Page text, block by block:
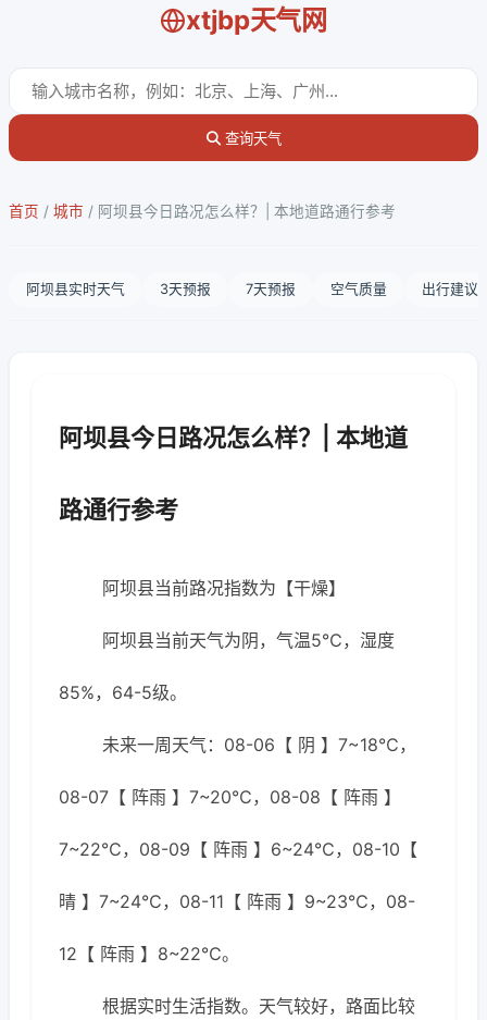
xtjbp天气网
查询天气
首页 / 城市 / 阿坝县今日路况怎么样？| 本地道路通行参考
阿坝县实时天气 3天预报 7天预报 空气质量 出行建议
阿坝县今日路况怎么样？| 本地道
路通行参考
阿坝县当前路况指数为【干燥】
阿坝县当前天气为阴，气温5℃，湿度
85%，64-5级。
未来一周天气：08-06【 阴 】7~18℃，
08-07【 阵雨 】7~20℃，08-08【 阵雨 】
7~22℃，08-09【 阵雨 】6~24℃，08-10【
晴 】7~24℃，08-11【 阵雨 】9~23℃，08-
12【 阵雨 】8~22℃。
根据实时生活指数。天气较好，路面比较